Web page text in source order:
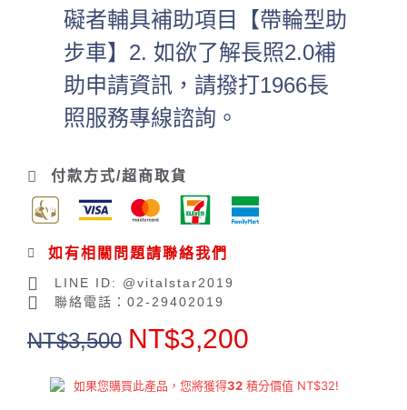
礙者輔具補助項目【帶輪型助
步車】2. 如欲了解長照2.0補
助申請資訊，請撥打1966長
照服務專線諮詢。
付款方式/超商取貨
如有相關問題請聯絡我們
LINE ID: @vitalstar2019
聯絡電話：02-29402019
NT$3,500 NT$3,200
如果您購買此產品，您將獲得32 積分價值 NT$32!